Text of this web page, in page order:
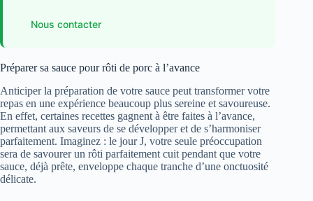
Nous contacter
Préparer sa sauce pour rôti de porc à l’avance
Anticiper la préparation de votre sauce peut transformer votre
repas en une expérience beaucoup plus sereine et savoureuse.
En effet, certaines recettes gagnent à être faites à l’avance,
permettant aux saveurs de se développer et de s’harmoniser
parfaitement. Imaginez : le jour J, votre seule préoccupation
sera de savourer un rôti parfaitement cuit pendant que votre
sauce, déjà prête, enveloppe chaque tranche d’une onctuosité
délicate.